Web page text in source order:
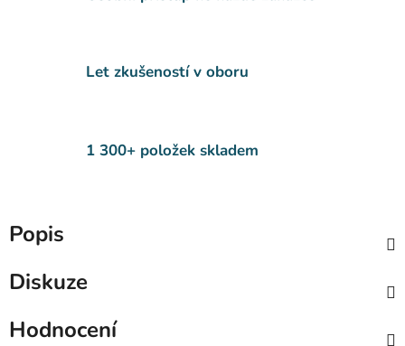
Let zkušeností v oboru
1 300+ položek skladem
Popis
Diskuze
Hodnocení